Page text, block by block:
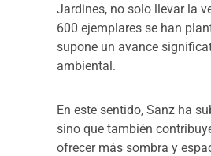
Jardines, no solo llevar la
600 ejemplares se han
supone un avance
ambiental.
En este sentido, Sanz ha
sino que también
ofrecer más sombra y